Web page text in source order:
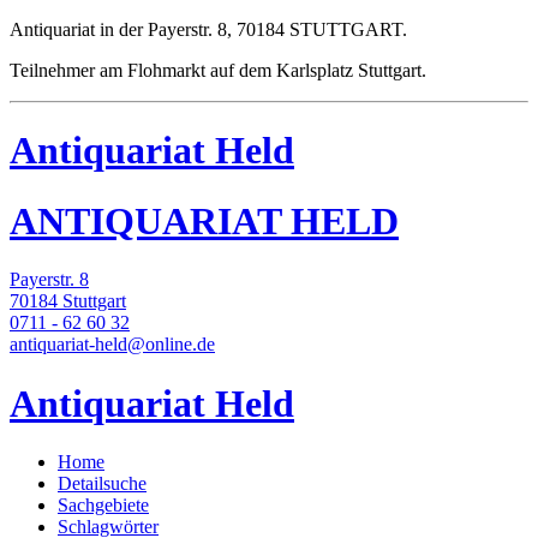
Antiquariat in der Payerstr. 8, 70184 STUTTGART.
Teilnehmer am Flohmarkt auf dem Karlsplatz Stuttgart.
Antiquariat Held
ANTIQUARIAT HELD
Payerstr. 8
70184 Stuttgart
0711 - 62 60 32
antiquariat-held@online.de
Antiquariat Held
Home
Detailsuche
Sachgebiete
Schlagwörter